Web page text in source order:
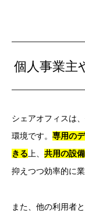
個人事業主
シェアオフィスは
環境です。 専用の
きる上、 共用の設
抑えつつ効率的に
また、他の利用者